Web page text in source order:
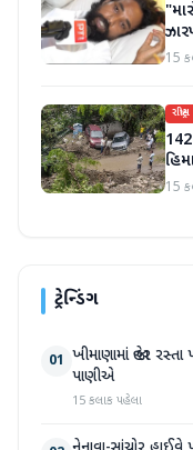
15
રાષ્ટ્રીય
15
ટ્રેન્ડિંગ
01 ખીમાણામાં જાહેર
પાણીએ
15 કલાક પહેલા